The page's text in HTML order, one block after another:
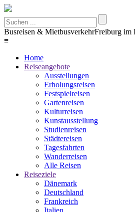
Busreisen & MietbusverkehrFreiburg im
≡
Home
Reiseangebote
Ausstellungen
Erholungsreisen
Festspielreisen
Gartenreisen
Kulturreisen
Kunstausstellung
Studienreisen
Städtereisen
Tagesfahrten
Wanderreisen
Alle Reisen
Reiseziele
Dänemark
Deutschland
Frankreich
Italien